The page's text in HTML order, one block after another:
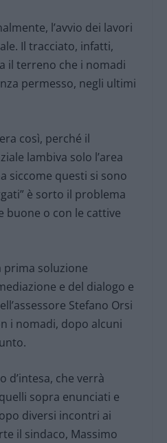
l’avvio dei lavori
Il tracciato, infatti,
il terreno che i nomadi
permesso, negli ultimi
così, perché il
lambiva solo l’area
siccome questi si sono
è sorto il problema
buone o con le cattive
prima soluzione
e del dialogo e
Stefano Orsi
i nomadi, dopo alcuni
d’intesa, che verrà
sopra enunciati e
diversi incontri ai
il sindaco, Massimo